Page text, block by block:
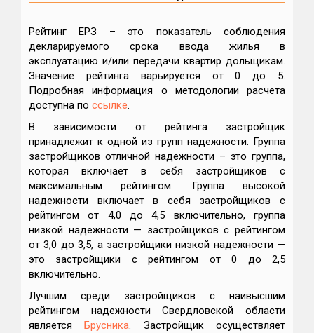
Рейтинг ЕРЗ – это показатель соблюдения
декларируемого срока ввода жилья в
эксплуатацию и/или передачи квартир дольщикам.
Значение рейтинга варьируется от 0 до 5.
Подробная информация о методологии расчета
доступна по ссылке.
В зависимости от рейтинга застройщик
принадлежит к одной из групп надежности. Группа
застройщиков отличной надежности – это группа,
которая включает в себя застройщиков с
максимальным рейтингом. Группа высокой
надежности включает в себя застройщиков с
рейтингом от 4,0 до 4,5 включительно, группа
низкой надежности — застройщиков с рейтингом
от 3,0 до 3,5, а застройщики низкой надежности —
это застройщики с рейтингом от 0 до 2,5
включительно.
Лучшим среди застройщиков с наивысшим
рейтингом надежности Свердловской области
является Брусника. Застройщик осуществляет